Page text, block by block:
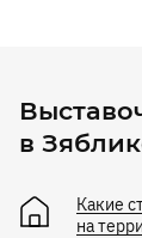
в
Какие
на